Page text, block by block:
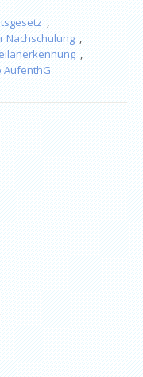
,
Nachschulung ,
,
AufenthG